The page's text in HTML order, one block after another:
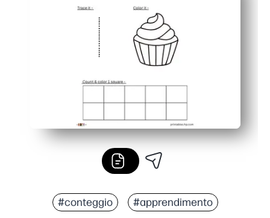
Flessibile per casa o in classe: perfetto per centri,
Riutilizzabile e adattabile: laminato facile da pulire e
#conteggio #apprendimento